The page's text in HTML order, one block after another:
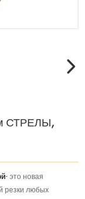
СТРЕЛЫ,
- это новая
резки любых